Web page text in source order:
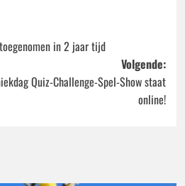
in 2 jaar tijd
Volgende:
Quiz-Challenge-Spel-Show staat
online!